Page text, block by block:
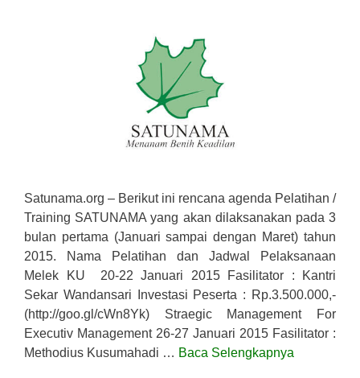
Satunama.org – Berikut ini rencana agenda Pelatihan /
Training SATUNAMA yang akan dilaksanakan pada 3
bulan pertama (Januari sampai dengan Maret) tahun
2015. Nama Pelatihan dan Jadwal Pelaksanaan
Melek KU 20-22 Januari 2015 Fasilitator : Kantri
Sekar Wandansari Investasi Peserta : Rp.3.500.000,-
(http://goo.gl/cWn8Yk) Straegic Management For
Executiv Management 26-27 Januari 2015 Fasilitator :
Methodius Kusumahadi … Baca Selengkapnya